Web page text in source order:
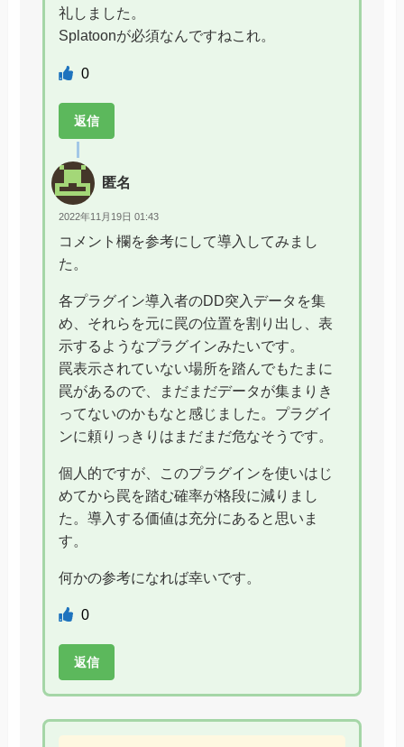
礼しました。
Splatoonが必須なんですねこれ。
0
返信
匿名
2022年11月19日 01:43
コメント欄を参考にして導入してみまし
た。
各プラグイン導入者のDD突入データを集
め、それらを元に罠の位置を割り出し、表
示するようなプラグインみたいです。
罠表示されていない場所を踏んでもたまに
罠があるので、まだまだデータが集まりき
ってないのかもなと感じました。プラグイ
ンに頼りっきりはまだまだ危なそうです。
個人的ですが、このプラグインを使いはじ
めてから罠を踏む確率が格段に減りまし
た。導入する価値は充分にあると思いま
す。
何かの参考になれば幸いです。
0
返信